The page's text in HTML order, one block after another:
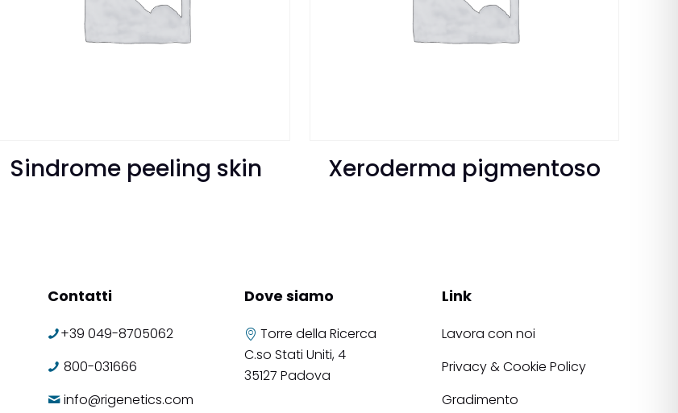
Sindrome peeling skin Xeroderma pigmentoso
Contatti
+39 049-8705062
800-031666
info@rigenetics.com
Dove siamo
Torre della Ricerca
C.so Stati Uniti, 4
35127 Padova
Link
Lavora con noi
Privacy & Cookie Policy
Gradimento